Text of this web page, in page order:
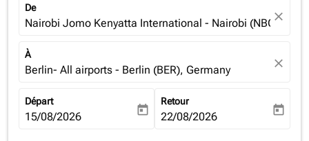
De
Nairobi Jomo Kenyatta International - Nairobi (NBO),
close
À
Berlin- All airports - Berlin (BER), Germany close
Départ
fc-booking-departure-date-aria-label
15/08/2026 today
Retour
fc-booking-return-date-aria-
22/08/2026 today